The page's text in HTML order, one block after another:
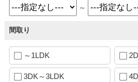
～
間取り
～1LDK
3DK～3LDK